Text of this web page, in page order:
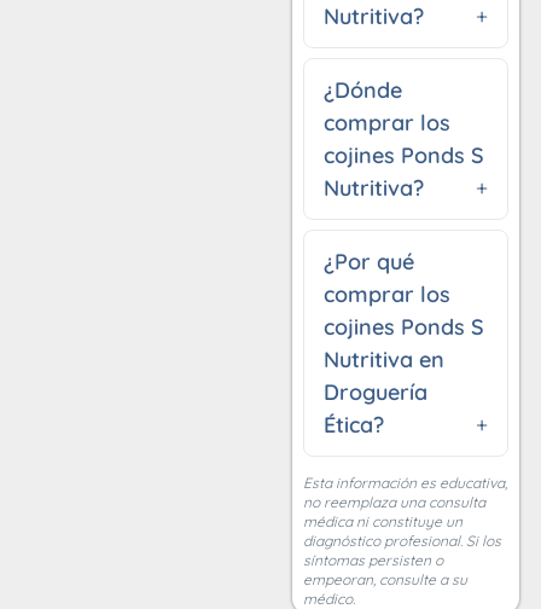
Nutritiva?
¿Dónde
comprar los
cojines Ponds S
Nutritiva?
¿Por qué
comprar los
cojines Ponds S
Nutritiva en
Droguería
Ética?
Esta información es educativa,
no reemplaza una consulta
médica ni constituye un
diagnóstico profesional. Si los
síntomas persisten o
empeoran, consulte a su
médico.